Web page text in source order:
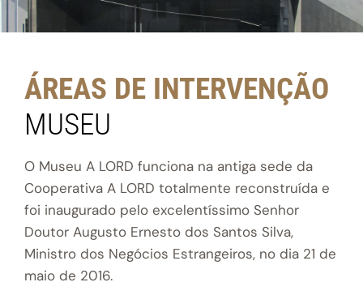
ÁREAS DE INTERVENÇÃO
MUSEU
O Museu A LORD funciona na antiga sede da
Cooperativa A LORD totalmente reconstruída e
foi inaugurado pelo excelentíssimo Senhor
Doutor Augusto Ernesto dos Santos Silva,
Ministro dos Negócios Estrangeiros, no dia 21 de
maio de 2016.